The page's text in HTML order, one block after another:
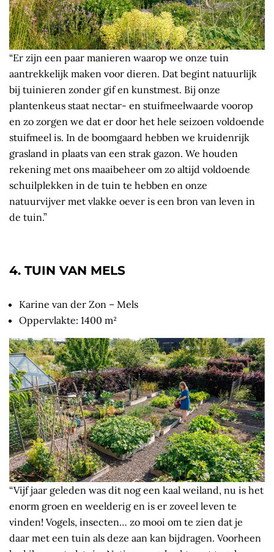
“Er zijn een paar manieren waarop we onze tuin
aantrekkelijk maken voor dieren. Dat begint natuurlijk
bij tuinieren zonder gif en kunstmest. Bij onze
plantenkeus staat nectar- en stuifmeelwaarde voorop
en zo zorgen we dat er door het hele seizoen voldoende
stuifmeel is. In de boomgaard hebben we kruidenrijk
grasland in plaats van een strak gazon. We houden
rekening met ons maaibeheer om zo altijd voldoende
schuilplekken in de tuin te hebben en onze
natuurvijver met vlakke oever is een bron van leven in
de tuin.”
4. TUIN VAN MELS
Karine van der Zon – Mels
Oppervlakte: 1400 m²
“Vijf jaar geleden was dit nog een kaal weiland, nu is het
enorm groen en weelderig en is er zoveel leven te
vinden! Vogels, insecten… zo mooi om te zien dat je
daar met een tuin als deze aan kan bijdragen. Voorheen